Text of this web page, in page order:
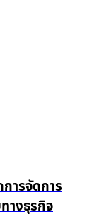
ารจัดการ
างธุรกิจ